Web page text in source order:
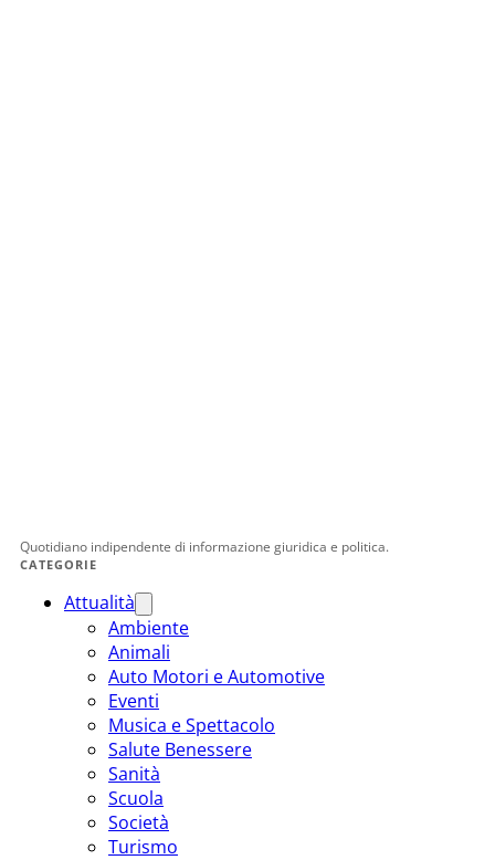
Quotidiano indipendente di informazione giuridica e politica.
CATEGORIE
Attualità
Ambiente
Animali
Auto Motori e Automotive
Eventi
Musica e Spettacolo
Salute Benessere
Sanità
Scuola
Società
Turismo